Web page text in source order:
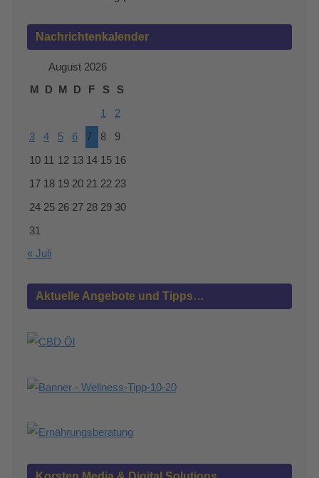
Nachrichtenkalender
August 2026
M
D M D F S S
1 2
3 4 5 6 7 8 9
10 11 12 13 14 15 16
17 18 19 20 21 22 23
24 25 26 27 28 29 30
31
« Juli
Aktuelle Angebote und Tipps…